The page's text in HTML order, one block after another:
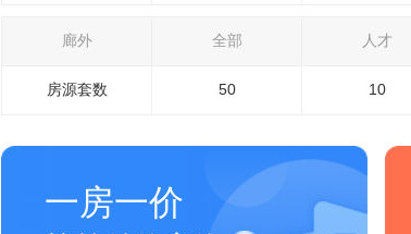
廊外 全部 人才
房源套数 50 10
一房一价